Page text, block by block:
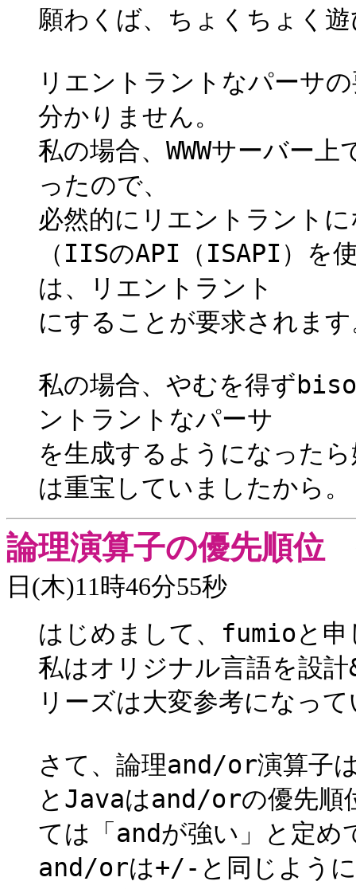
願わくば、ちょくちょく
リエントラントなパーサ
分かりません。
私の場合、WWWサーバー
ったので、
必然的にリエントラント
（IISのAPI（ISAPI）を
は、リエントラント
にすることが要求されま
私の場合、やむを得ず
ントラントなパーサ
を生成するようになった
は重宝していましたから。
論理演算子の優先順位
日(木)11時46分55秒
はじめまして、fumioと申
私はオリジナル言語を設
リーズは大変参考になっ
さて、論理and/or演算子
とJavaはand/orの優先順
ては「andが強い」と定め
and/orは+/-と同じよう